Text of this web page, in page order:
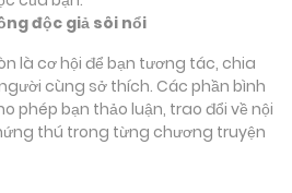
độc giả sôi nổi
là cơ hội để bạn tương tác, chia
cùng sở thích. Các phần bình
phép bạn thảo luận, trao đổi về nội
thú trong từng chương truyện